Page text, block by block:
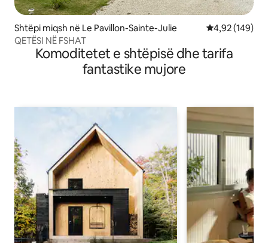
Shtëpi miqsh në Le Pavillon-Sainte-Julie Vlerësimi
4,92 (149)
QETËSI NË FSHAT
Komoditetet e shtëpisë dhe tarifa
fantastike mujore